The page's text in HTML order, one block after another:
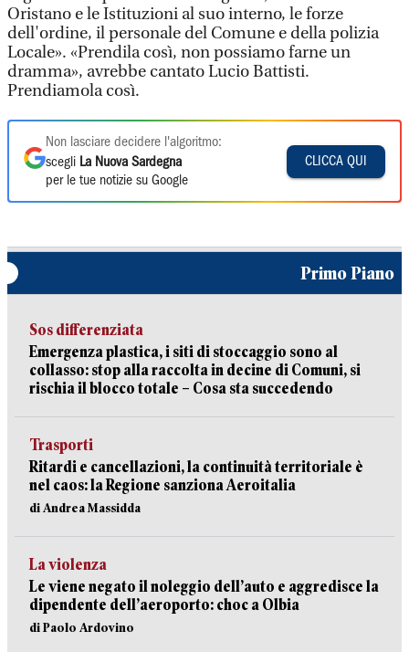
Oristano e le Istituzioni al suo interno, le forze
dell'ordine, il personale del Comune e della polizia
Locale». «Prendila così, non possiamo farne un
dramma», avrebbe cantato Lucio Battisti.
Prendiamola così.
Non lasciare decidere l'algoritmo:
scegli La Nuova Sardegna
per le tue notizie su Google
CLICCA QUI
Primo Piano
Sos differenziata
Emergenza plastica, i siti di stoccaggio sono al
collasso: stop alla raccolta in decine di Comuni, si
rischia il blocco totale – Cosa sta succedendo
Trasporti
Ritardi e cancellazioni, la continuità territoriale è
nel caos: la Regione sanziona Aeroitalia
di Andrea Massidda
La violenza
Le viene negato il noleggio dell’auto e aggredisce la
dipendente dell’aeroporto: choc a Olbia
di Paolo Ardovino